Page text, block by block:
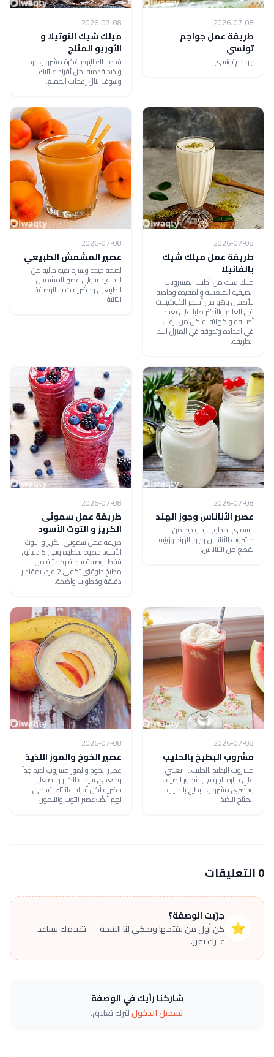
2026-07-08
طريقة عمل جواجم
تونسي
جواجم تونسي
2026-07-08
ميلك شيك النوتيلا و
الأوريو المثلج
قدمنا لك اليوم فكرة مشروب بارد
ولذيذ قدميه لكل أفراد عائلتك
وسوف ينال إعجاب الجميع.
2026-07-08
طريقة عمل ميلك شيك
بالفانيلا
ميلك شيك من أطيب المشروبات
الصيفية المنعشة والمفيدة وخاصة
للأطفال وهو من أشهر الكوكتيلات
في العالم والأكثر طلبا على تعدد
أصنافه ونكهاته .فلكل من يرغب
في اعداده وتذوقه في المنزل اليك
الطريقة:
2026-07-08
عصير المشمش الطبيعي
لصحة جيدة وبشرة نقية خالية من
التجاعيد تناولي عصير المشمش
الطبيعي وحضريه كما بالوصفة
التالية.
2026-07-08
عصير الأناناس وجوز الهند
استمتي بمذاق بارد ولذيذ من
مشروب الأناناس وجوز الهند وزينيه
بقطع من الأناناس.
2026-07-08
طريقة عمل سموثى
الكريز و التوت الأسود
طريقة عمل سموثى الكريز و التوت
الأسود خطوة بخطوة وفي 5 دقائق
فقط. وصفة سهلة ومجرّبة من
مطبخ دلوقتي تكفي 2 فرد، بمقادير
دقيقة وخطوات واضحة.
2026-07-08
مشروب البطيخ بالحليب
مشروب البطيخ بالحليب.....تغلبي
علي حرارة الجو في شهور الصيف
وحضري مشروب البطيخ بالحليب
المثلج اللذيذ.
2026-07-08
عصير الخوخ والموز اللذيذ
عصير الخوخ والموز مشروب لذيذ جداً
ومغذي سيحبه الكبار والصغار
حضريه لكل أفراد عائلتك. قدمي
لهم أيضًا:عصير التوت والليمون
0 التعليقات
⭐
جرّبت الوصفة؟
كن أول من يقيّمها ويحكي لنا النتيجة — تقييمك يساعد
غيرك يقرر.
شاركنا رأيك في الوصفة
تسجيل الدخوللترك تعليق.